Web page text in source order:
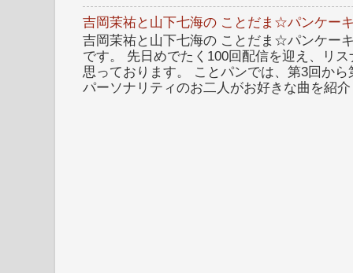
吉岡茉祐と山下七海の ことだま☆パンケー
吉岡茉祐と山下七海の ことだま☆パンケー
です。 先日めでたく100回配信を迎え、リ
思っております。 ことパンでは、第3回か
パーソナリティのお二人がお好きな曲を紹